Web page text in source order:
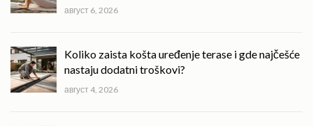
август 6, 2026
Koliko zaista košta uređenje terase i gde najčešće
nastaju dodatni troškovi?
август 4, 2026